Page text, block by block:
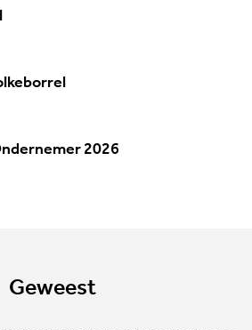
2026
Geweest